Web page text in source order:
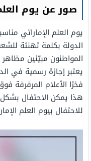
صور عن يوم
يوم العلم الإماراتي
الدولة بكلمة تهنئة
المواطنون مبيّنين
يعتبر إجازة رسمية في
فخرًا الأعلام المرفرفة
هذا يمكن الاحتفال
للاحتفال بيوم العلم